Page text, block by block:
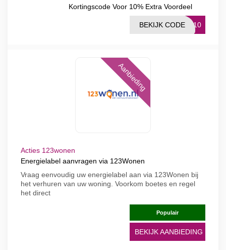
Kortingscode Voor 10% Extra Voordeel
RA10
BEKIJK CODE
Aanbieding
Acties 123wonen
Energielabel aanvragen via 123Wonen
Vraag eenvoudig uw energielabel aan via 123Wonen bij
het verhuren van uw woning. Voorkom boetes en regel
het direct
Populair
BEKIJK AANBIEDING